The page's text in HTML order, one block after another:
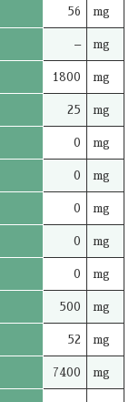
56 mg
– mg
1800 mg
25 mg
0 mg
0 mg
0 mg
0 mg
0 mg
500 mg
52 mg
7400 mg